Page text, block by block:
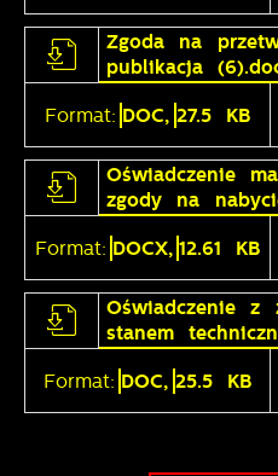
Zgoda na
publikacja
Format: DOC, 27.5 KB
Oświadczenie
zgody na
Format: DOCX, 12.61 KB
Oświadczenie z
stanem
Format: DOC, 25.5 KB